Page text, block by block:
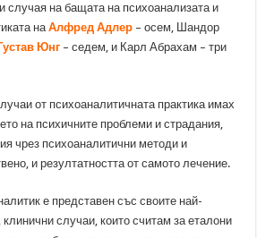
случая на бащата на психоанализата и
наАлфред Адлер – осем, Шандор
Юнг – седем, и Карл Абрахам – три
от психоаналитичната практика имах
на психичните проблеми и страдания,
чрез психоаналитични методи и
и резултатността от самото лечение.
е представен със своите най-
случаи, които считам за еталони